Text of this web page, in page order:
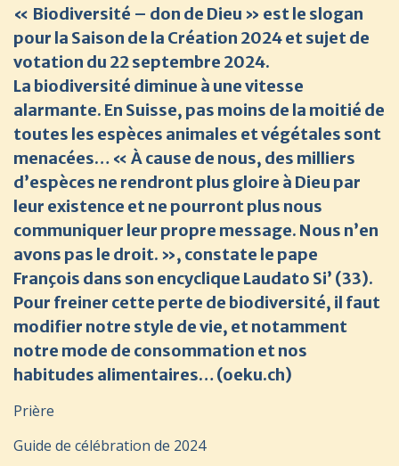
« Biodiversité – don de Dieu » est le slogan
pour la Saison de la Création 2024 et sujet de
votation du 22 septembre 2024.
La biodiversité diminue à une vitesse
alarmante. En Suisse, pas moins de la moitié de
toutes les espèces animales et végétales sont
menacées… « À cause de nous, des milliers
d’espèces ne rendront plus gloire à Dieu par
leur existence et ne pourront plus nous
communiquer leur propre message. Nous n’en
avons pas le droit. », constate le pape
François dans son encyclique Laudato Si’ (33).
Pour freiner cette perte de biodiversité, il faut
modifier notre style de vie, et notamment
notre mode de consommation et nos
habitudes alimentaires… (oeku.ch)
Prière
Guide de célébration de 2024